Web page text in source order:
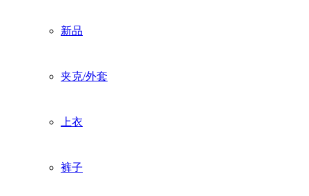
新品
夹克/外套
上衣
裤子